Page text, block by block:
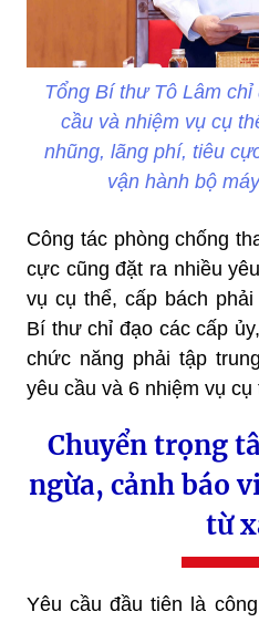
Tổng Bí thư Tô Lâm
cầu và nhiệm vụ cụ
nhũng, lãng phí, tiêu
vận hành bộ
Công tác phòng chống
cực cũng đặt ra nhiều
vụ cụ thể, cấp bách
Bí thư chỉ đạo các cấp
chức năng phải tập
yêu cầu và 6 nhiệm vụ cụ
Chuyển trọng
ngừa, cảnh báo
từ
Yêu cầu đầu tiên là